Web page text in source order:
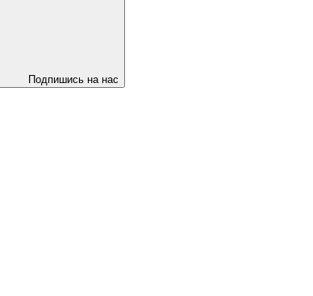
Подпишись на нас